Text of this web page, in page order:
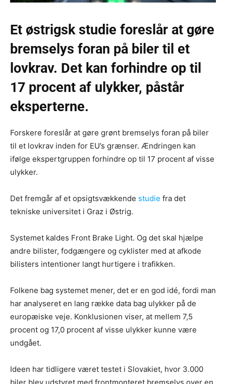
Et østrigsk studie foreslår at gøre
bremselys foran på biler til et
lovkrav. Det kan forhindre op til
17 procent af ulykker, påstår
eksperterne.
Forskere foreslår at gøre grønt bremselys foran på biler
til et lovkrav inden for EU’s grænser. Ændringen kan
ifølge ekspertgruppen forhindre op til 17 procent af visse
ulykker.
Det fremgår af et opsigtsvækkende studie fra det
tekniske universitet i Graz i Østrig.
Systemet kaldes Front Brake Light. Og det skal hjælpe
andre bilister, fodgængere og cyklister med at afkode
bilisters intentioner langt hurtigere i trafikken.
Folkene bag systemet mener, det er en god idé, fordi man
har analyseret en lang række data bag ulykker på de
europæiske veje. Konklusionen viser, at mellem 7,5
procent og 17,0 procent af visse ulykker kunne være
undgået.
Ideen har tidligere været testet i Slovakiet, hvor 3.000